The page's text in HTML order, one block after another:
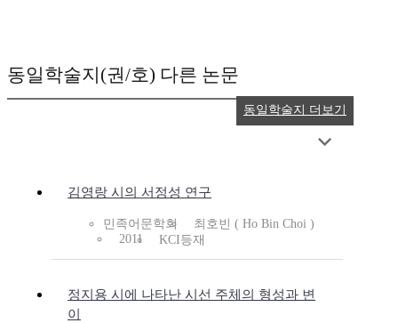
동일학술지(권/호) 다른 논문
김영랑 시의 서정성 연구
민족어문학회
최호빈 ( Ho Bin Choi )
2011
KCI등재
정지용 시에 나타난 시선 주체의 형성과 변
이
동일학술지 더보기